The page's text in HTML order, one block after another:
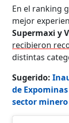
En el ranking
mejor
Supermaxi y
recibieron
distintas
Sugerido:
de
sector